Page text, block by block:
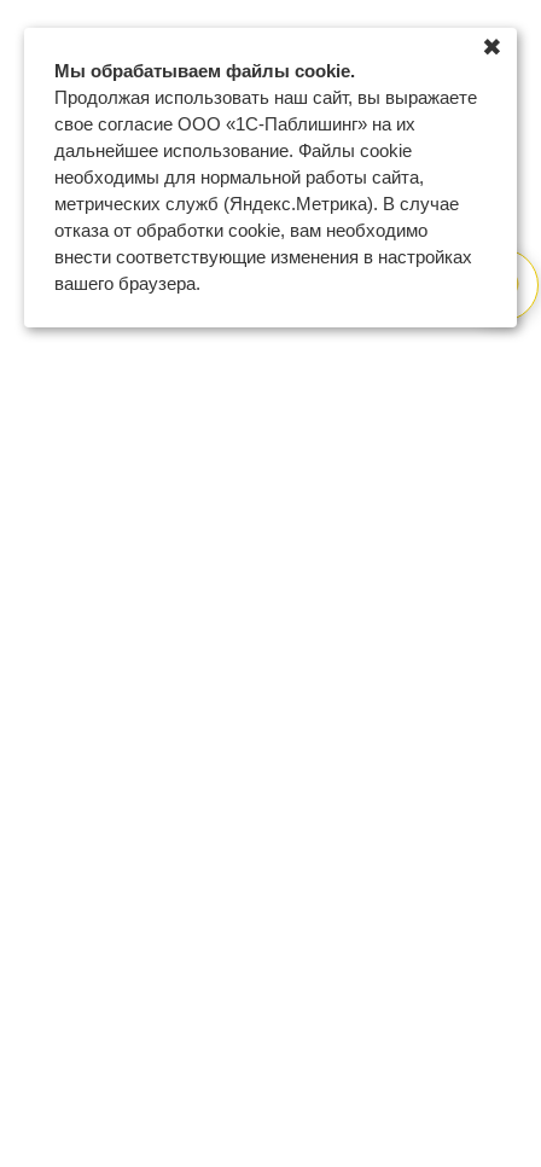
Мы обрабатываем файлы cookie.
Продолжая использовать наш сайт, вы выражаете
свое согласие ООО «1С-Паблишинг» на их
дальнейшее использование. Файлы cookie
необходимы для нормальной работы сайта,
метрических служб (Яндекс.Метрика). В случае
отказа от обработки cookie, вам необходимо
внести соответствующие изменения в настройках
вашего браузера.
✖